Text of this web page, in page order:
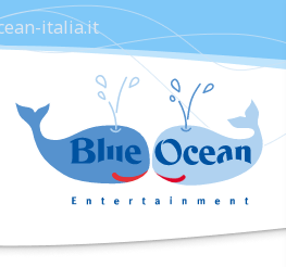
italia.it